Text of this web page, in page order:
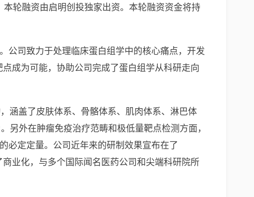
轮融资由启明创投独家出资。本轮融资资金将持
公司致力于处理临床蛋白组学中的核心痛点，开发
成为可能，协助公司完成了蛋白组学从科研走向
涵盖了皮肤体系、骨骼体系、肌肉体系、淋巴体
另外在肿瘤免疫治疗范畴和极低量靶点检测方面，
必定定量。公司近年来的研制效果宣布在了
业化，与多个国际闻名医药公司和尖端科研院所